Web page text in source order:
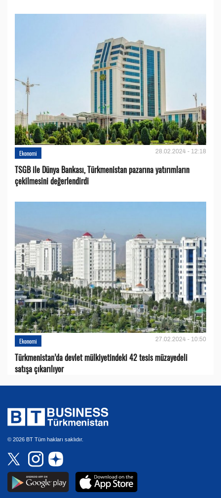
Ekonomi 28.02.2024 - 12:18
TSGB ile Dünya Bankası, Türkmenistan pazarına yatırımların
çekilmesini değerlendirdi
Ekonomi 27.02.2024 - 10:50
Türkmenistan’da devlet mülkiyetindeki 42 tesis müzayedeli
satışa çıkarılıyor
© 2026 BT Tüm hakları saklıdır.